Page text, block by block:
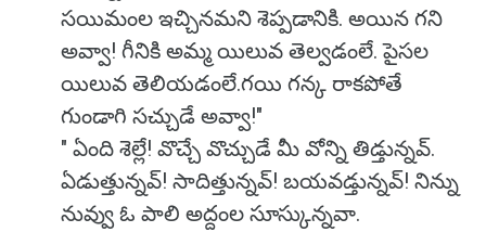
సయిమంల ఇచ్చినమని శెప్పడానికి. అయిన గని
అవ్వా! గీనికి అమ్మ యిలువ తెల్వడంలే. పైసల
యిలువ తెలియడంలే.‌గయి గన్క రాకపోతే
గుండాగి సచ్చుడే అవ్వా!"
" ఏంది శెల్లే! వొచ్చే వొచ్చుడే మీ వోన్ని తిడ్తున్నవ్.
ఏడుత్తున్నవ్! సాదిత్తున్నవ్! బయవడ్తున్నవ్! నిన్ను
నువ్వు ఓ పాలి అద్దంల సూస్కున్నవా.